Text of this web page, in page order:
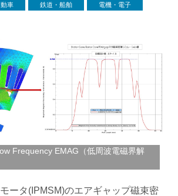
車 鉄道・船舶 電機・電子
Frequency EMAG（低周波電磁界解
ータ(IPMSM)のエアギャップ磁束密